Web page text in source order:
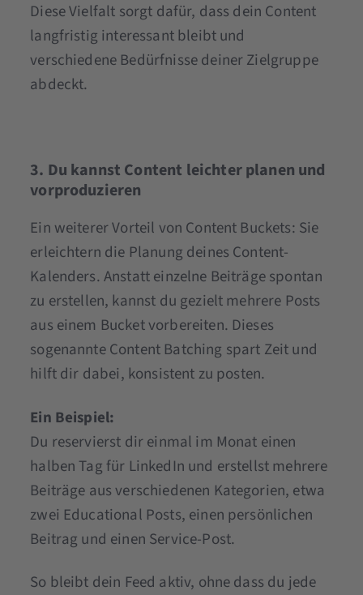
Diese Vielfalt sorgt dafür, dass dein Content
langfristig interessant bleibt und
verschiedene Bedürfnisse deiner Zielgruppe
abdeckt.
3. Du kannst Content leichter planen und
vorproduzieren
Ein weiterer Vorteil von Content Buckets: Sie
erleichtern die Planung deines Content-
Kalenders. Anstatt einzelne Beiträge spontan
zu erstellen, kannst du gezielt mehrere Posts
aus einem Bucket vorbereiten. Dieses
sogenannte Content Batching spart Zeit und
hilft dir dabei, konsistent zu posten.
Ein Beispiel:
Du reservierst dir einmal im Monat einen
halben Tag für LinkedIn und erstellst mehrere
Beiträge aus verschiedenen Kategorien, etwa
zwei Educational Posts, einen persönlichen
Beitrag und einen Service-Post.
So bleibt dein Feed aktiv, ohne dass du jede